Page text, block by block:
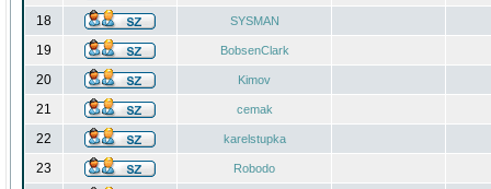
18 SYSMAN
19 BobsenClark
20 Kimov
21 cemak
22 karelstupka
23 Robodo